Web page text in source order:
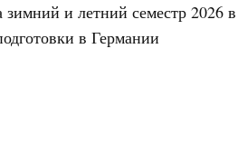
зимний и летний семестр 2026 в
в Германии